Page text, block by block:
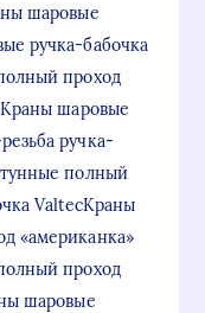
шаровые
ручка-бабочка
проход
шаровые
ручка-
полный
ValtecКраны
«американка»
проход
шаровые